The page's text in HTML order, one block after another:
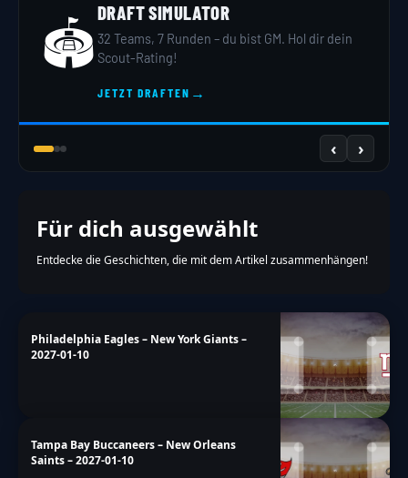
🏟️
DRAFT SIMULATOR
32 Teams, 7 Runden – du bist GM. Hol dir dein
Scout-Rating!
JETZT DRAFTEN →
‹ ›
Für dich ausgewählt
Entdecke die Geschichten, die mit dem Artikel zusammenhängen!
Philadelphia Eagles – New York Giants –
2027-01-10
Tampa Bay Buccaneers – New Orleans
Saints – 2027-01-10